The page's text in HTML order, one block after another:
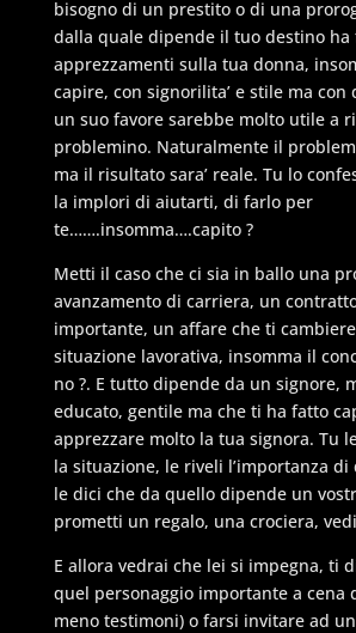
bisogno di un prestito o di una
dalla quale dipende il tuo destino ha
apprezzamenti sulla tua donna,
capire, con signorilita’ e stile ma con
un suo favore sarebbe molto utile a
problemino. Naturalmente il
ma il risultato sara’ reale. Tu lo
la implori di aiutarti, di farlo per
te…….insomma….capito ?
Metti il caso che ci sia in ballo una
avanzamento di carriera, un
importante, un affare che ti
situazione lavorativa, insomma il
no ?. E tutto dipende da un signore,
educato, gentile ma che ti ha fatto
apprezzare molto la tua signora. Tu
la situazione, le riveli l’importanza
le dici che da quello dipende un
prometti un regalo, una crociera,
E allora vedrai che lei si impegna, ti
quel personaggio importante a cena
meno testimoni) o farsi invitare ad